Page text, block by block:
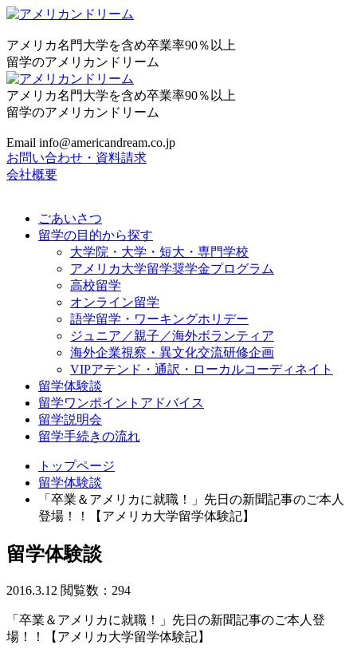
アメリカ名門大学を含め卒業率90％以上
留学のアメリカンドリーム
アメリカ名門大学を含め卒業率90％以上
留学のアメリカンドリーム
Email info@americandream.co.jp
お問い合わせ・資料請求
会社概要
ごあいさつ
留学の目的から探す
大学院・大学・短大・専門学校
アメリカ大学留学奨学金プログラム
高校留学
オンライン留学
語学留学・ワーキングホリデー
ジュニア／親子／海外ボランティア
海外企業視察・異文化交流研修企画
VIPアテンド・通訳・ローカルコーディネイト
留学体験談
留学ワンポイントアドバイス
留学説明会
留学手続きの流れ
トップページ
留学体験談
「卒業＆アメリカに就職！」先日の新聞記事のご本人
登場！！【アメリカ大学留学体験記】
留学体験談
2016.3.12 閲覧数：294
「卒業＆アメリカに就職！」先日の新聞記事のご本人登
場！！【アメリカ大学留学体験記】